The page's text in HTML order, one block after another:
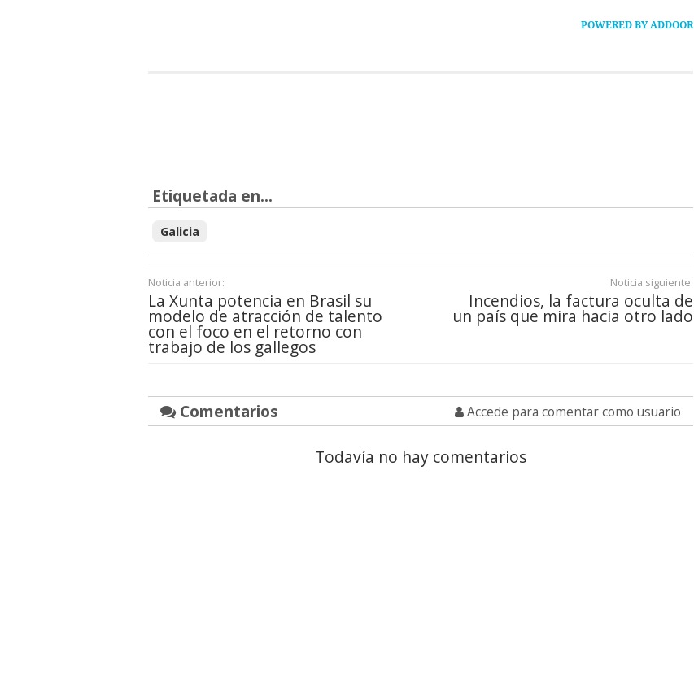
POWERED BY ADDOOR
Etiquetada en...
Galicia
Noticia anterior:
La Xunta potencia en Brasil su
modelo de atracción de talento
con el foco en el retorno con
trabajo de los gallegos
Noticia siguiente:
Incendios, la factura oculta de
un país que mira hacia otro lado
Comentarios Accede para comentar como usuario
Todavía no hay comentarios